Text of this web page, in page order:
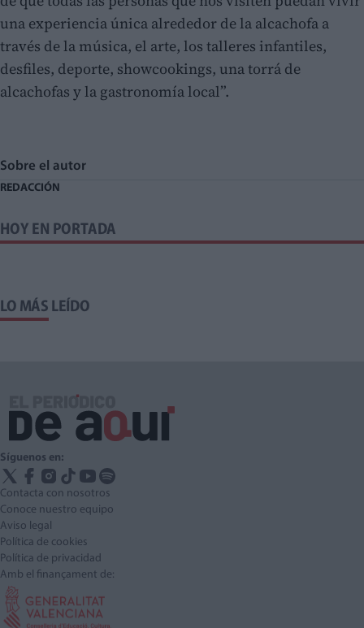
una experiencia única alrededor de la alcachofa a
través de la música, el arte, los talleres infantiles,
desfiles, deporte, showcookings, una torrá de
alcachofas y la gastronomía local”.
Sobre el autor
REDACCIÓN
HOY EN PORTADA
LO MÁS LEÍDO
Síguenos en:
Contacta con nosotros
Conoce nuestro equipo
Aviso legal
Política de cookies
Política de privacidad
Amb el finançament de: